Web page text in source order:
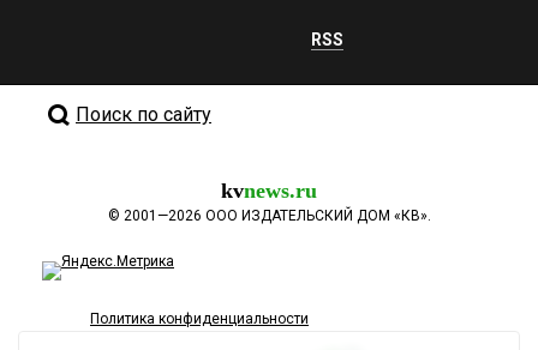
RSS
Поиск по сайту
kvnews.ru
© 2001—2026 ООО ИЗДАТЕЛЬСКИЙ ДОМ «КВ».
Политика конфиденциальности